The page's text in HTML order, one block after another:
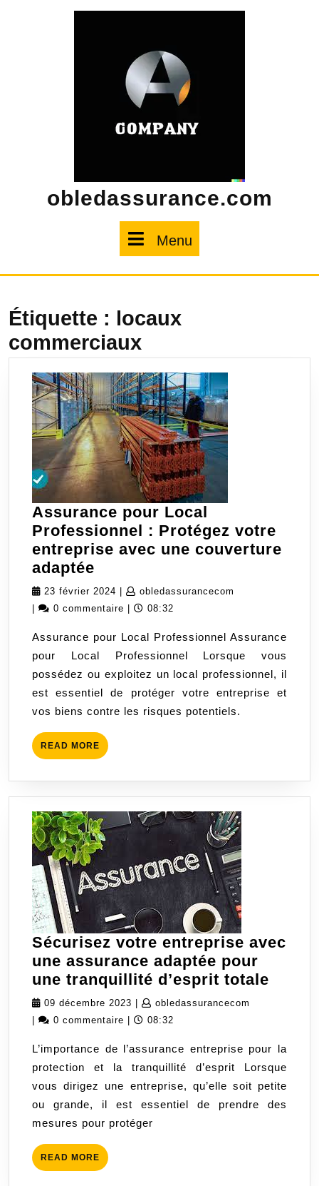
obledassurance.com
Menu
Étiquette : locaux
commerciaux
Assurance pour Local
Professionnel : Protégez votre
entreprise avec une couverture
adaptée
pour
Local
:
Protégez
votre
entreprise
avec
une
couverture
23 février 2024 23
février
obledassurancecom
0 commentaire 08:32
Assurance pour Local Professionnel Assurance
pour Local Professionnel Lorsque vous
possédez ou exploitez un local professionnel, il
est essentiel de protéger votre entreprise et
vos biens contre les risques potentiels.
READ MORE READ
MORE
Sécurisez votre entreprise avec
une assurance adaptée pour
une tranquillité d’esprit totale
une
pour
09 décembre 2023 09
décembre
obledassurancecom
0 commentaire 08:32
L’importance de l’assurance entreprise pour la
protection et la tranquillité d’esprit Lorsque
vous dirigez une entreprise, qu’elle soit petite
ou grande, il est essentiel de prendre des
mesures pour protéger
READ MORE READ
MORE